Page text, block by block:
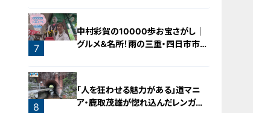
7
中村彩賀の10000歩お宝さがし｜
グルメ＆名所！雨の三重・四日市市で
8
「人を狂わせる魅力がある」道マニ
ア・鹿取茂雄が惚れ込んだレンガの